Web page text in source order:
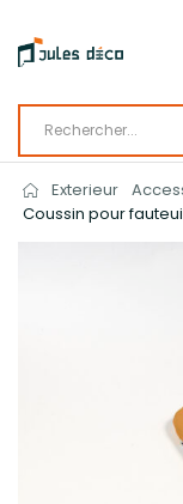
Exterieur
Coussin pour